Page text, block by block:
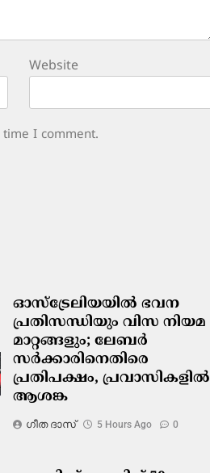
Website
I comment.
ഓസ്‌ട്രേലിയയിൽ ഭവന
പ്രതിസന്ധിയും വിസ നിയമ
മാറ്റങ്ങളും; ലേബർ
സർക്കാരിനെതിരെ
പ്രതിപക്ഷം, പ്രവാസികളിൽ
ആശങ്ക
ഗീത ദാസ്‌ 5 Hours Ago 0